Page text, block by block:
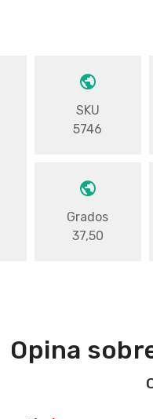
SKU
5746
Grados
37,50
Opina